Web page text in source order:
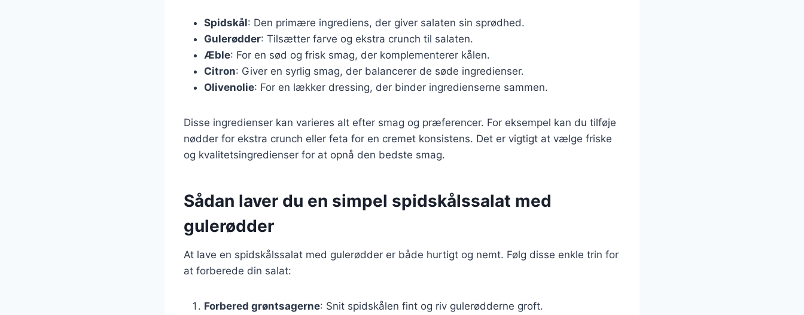
Spidskål: Den primære ingrediens, der giver salaten sin sprødhed.
Gulerødder: Tilsætter farve og ekstra crunch til salaten.
Æble: For en sød og frisk smag, der komplementerer kålen.
Citron: Giver en syrlig smag, der balancerer de søde ingredienser.
Olivenolie: For en lækker dressing, der binder ingredienserne sammen.
Disse ingredienser kan varieres alt efter smag og præferencer. For eksempel kan du tilføje
nødder for ekstra crunch eller feta for en cremet konsistens. Det er vigtigt at vælge friske
og kvalitetsingredienser for at opnå den bedste smag.
Sådan laver du en simpel spidskålssalat med
gulerødder
At lave en spidskålssalat med gulerødder er både hurtigt og nemt. Følg disse enkle trin for
at forberede din salat:
Forbered grøntsagerne: Snit spidskålen fint og riv gulerødderne groft.